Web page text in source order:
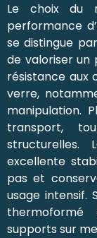
Le choix du
performance
se distingue
de valoriser un
résistance aux
verre,
manipulation.
transport,
structurelles.
excellente
pas et
usage intensif.
supports sur